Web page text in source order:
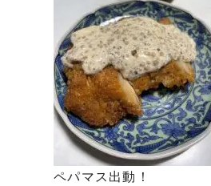
ペパマス出動！